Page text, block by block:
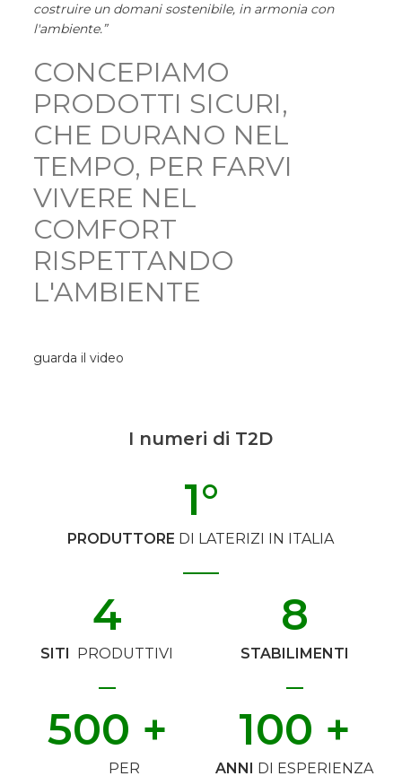
costruire un domani sostenibile, in armonia con
l'ambiente.”
CONCEPIAMO
PRODOTTI SICURI,
CHE DURANO NEL
TEMPO, PER FARVI
VIVERE NEL
COMFORT
RISPETTANDO
L'AMBIENTE
guarda il video
I numeri di T2D
PRODUTTORE DI LATERIZI IN ITALIA
1°
SITI PRODUTTIVI
4
STABILIMENTI
8
PER
500 +
ANNI DI ESPERIENZA
100 +